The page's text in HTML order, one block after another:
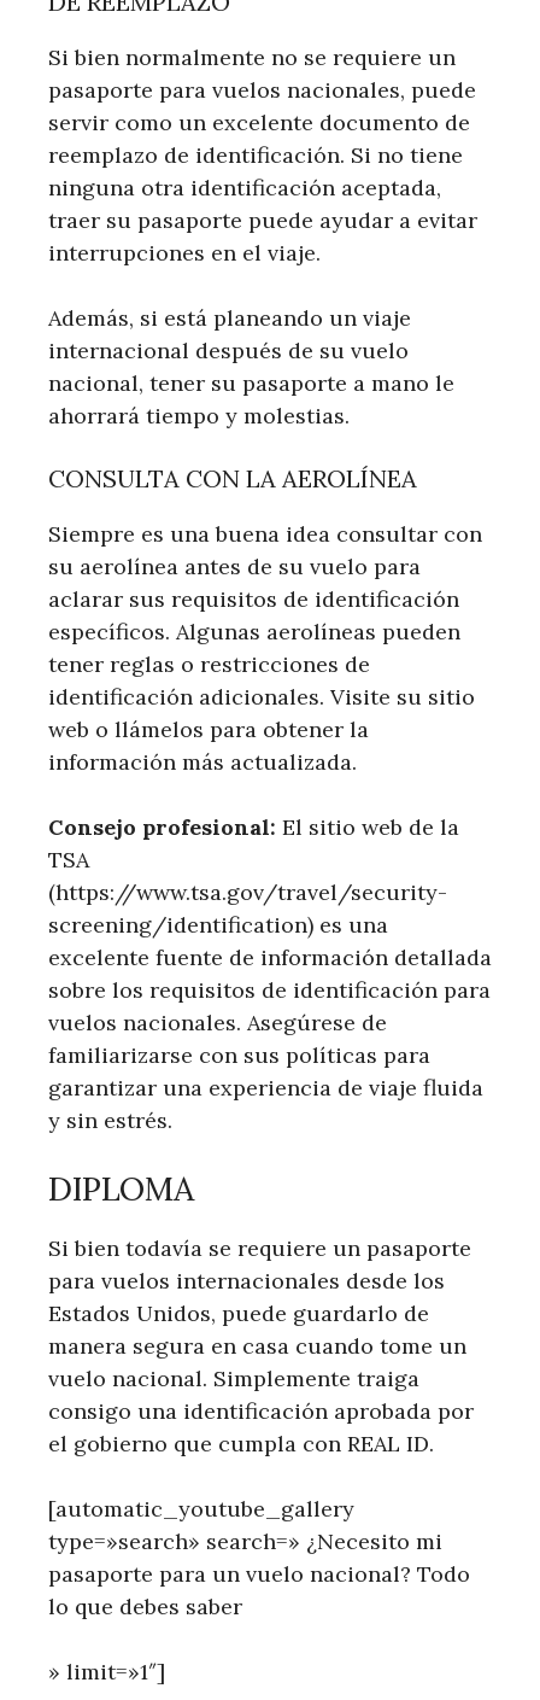
Si bien normalmente no se requiere un
pasaporte para vuelos nacionales, puede
servir como un excelente documento de
reemplazo de identificación. Si no tiene
ninguna otra identificación aceptada,
traer su pasaporte puede ayudar a evitar
interrupciones en el viaje.
Además, si está planeando un viaje
internacional después de su vuelo
nacional, tener su pasaporte a mano le
ahorrará tiempo y molestias.
CONSULTA CON LA AEROLÍNEA
Siempre es una buena idea consultar con
su aerolínea antes de su vuelo para
aclarar sus requisitos de identificación
específicos. Algunas aerolíneas pueden
tener reglas o restricciones de
identificación adicionales. Visite su sitio
web o llámelos para obtener la
información más actualizada.
Consejo profesional: El sitio web de la
TSA
(https://www.tsa.gov/travel/security-
screening/identification) es una
excelente fuente de información detallada
sobre los requisitos de identificación para
vuelos nacionales. Asegúrese de
familiarizarse con sus políticas para
garantizar una experiencia de viaje fluida
y sin estrés.
DIPLOMA
Si bien todavía se requiere un pasaporte
para vuelos internacionales desde los
Estados Unidos, puede guardarlo de
manera segura en casa cuando tome un
vuelo nacional. Simplemente traiga
consigo una identificación aprobada por
el gobierno que cumpla con REAL ID.
[automatic_youtube_gallery
type=»search» search=» ¿Necesito mi
pasaporte para un vuelo nacional? Todo
lo que debes saber
» limit=»1″]